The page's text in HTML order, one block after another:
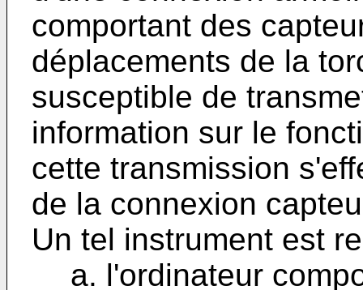
comportant des
déplacements de la
susceptible de
information sur le
cette transmission
de la connexion
Un tel instrument est
a. l'ordinateur